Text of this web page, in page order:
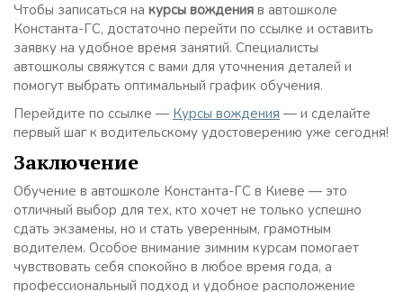
Чтобы записаться на курсы вождения в автошколе
Константа-ГС, достаточно перейти по ссылке и оставить
заявку на удобное время занятий. Специалисты
автошколы свяжутся с вами для уточнения деталей и
помогут выбрать оптимальный график обучения.
Перейдите по ссылке — Курсы вождения — и сделайте
первый шаг к водительскому удостоверению уже сегодня!
Заключение
Обучение в автошколе Константа-ГС в Киеве — это
отличный выбор для тех, кто хочет не только успешно
сдать экзамены, но и стать уверенным, грамотным
водителем. Особое внимание зимним курсам помогает
чувствовать себя спокойно в любое время года, а
профессиональный подход и удобное расположение